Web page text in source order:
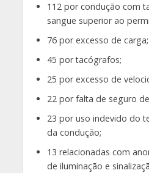
112 por condução com
sangue superior ao
76 por excesso de carga;
45 por tacógrafos;
25 por excesso de
22 por falta de seguro
23 por uso indevido do
da condução;
13 relacionadas com
de iluminação e